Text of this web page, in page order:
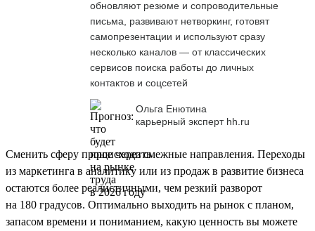
обновляют резюме и сопроводительные
письма, развивают нетворкинг, готовят
самопрезентации и используют сразу
несколько каналов — от классических
сервисов поиска работы до личных
контактов и соцсетей
Ольга Енютина
карьерный эксперт hh.ru
Сменить сферу проще через смежные направления. Переходы
из маркетинга в аналитику или из продаж в развитие бизнеса
остаются более реалистичными, чем резкий разворот
на 180 градусов. Оптимально выходить на рынок с планом,
запасом времени и пониманием, какую ценность вы можете